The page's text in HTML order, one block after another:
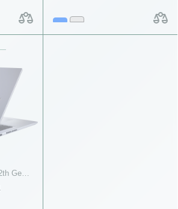
Vivobook 17 (X1702, 12th Gen Intel)